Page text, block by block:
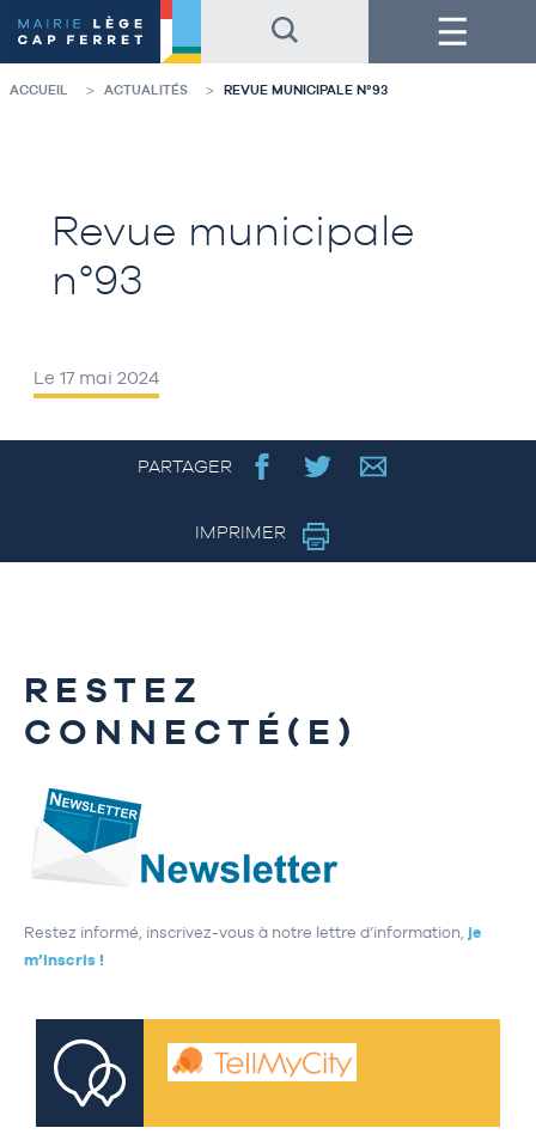
au
contenu
de
la
au
pied
de
page
Menu
ACCUEIL ACTUALITÉS REVUE MUNICIPALE N°93
Revue municipale
n°93
Le 17 mai 2024
PARTAGER
IMPRIMER
RESTEZ
CONNECTÉ(E)
Restez informé, inscrivez-vous à notre lettre d’information, je
m’inscris !